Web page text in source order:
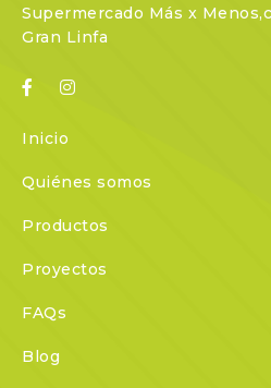
Supermercado Más x
Gran Linfa
Inicio
Quiénes somos
Productos
Proyectos
FAQs
Blog